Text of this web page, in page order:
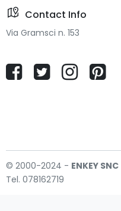
Contact Info
Via Gramsci n. 153
© 2000-2024 - ENKEY SNC
Tel. 078162719